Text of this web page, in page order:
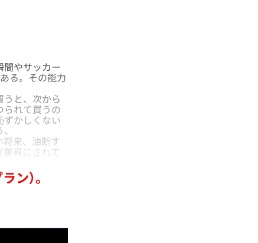
やサッカー
る。その能力
と、次から
られて買うの
ずかしくない
来、油断す
員にされて
）。